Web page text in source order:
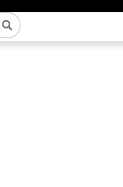
Zoeken